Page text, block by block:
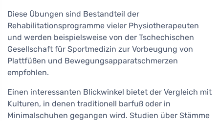
Diese Übungen sind Bestandteil der
Rehabilitationsprogramme vieler Physiotherapeuten
und werden beispielsweise von der Tschechischen
Gesellschaft für Sportmedizin zur Vorbeugung von
Plattfüßen und Bewegungsapparatschmerzen
empfohlen.
Einen interessanten Blickwinkel bietet der Vergleich mit
Kulturen, in denen traditionell barfuß oder in
Minimalschuhen gegangen wird. Studien über Stämme